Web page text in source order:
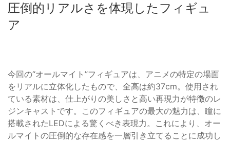
圧倒的リアルさを体現したフィギュ
ア
今回の“オールマイト”フィギュアは、アニメの特定の場面
をリアルに立体化したもので、全高は約37cm。使用され
ている素材は、仕上がりの美しさと高い再現力が特徴のレ
ジンキャストです。このフィギュアの最大の魅力は、瞳に
搭載されたLEDによる驚くべき表現力。これにより、オー
ルマイトの圧倒的な存在感を一層引き立てることに成功し